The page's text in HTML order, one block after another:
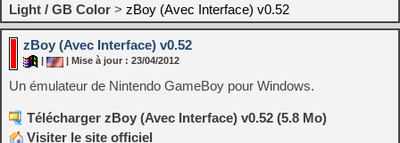
Light / GB Color > zBoy (Avec Interface) v0.52
zBoy (Avec Interface) v0.52
| Mise à jour : 23/04/2012
Un émulateur de Nintendo GameBoy pour Windows.
Télécharger zBoy (Avec Interface) v0.52 (5.8 Mo)
Visiter le site officiel